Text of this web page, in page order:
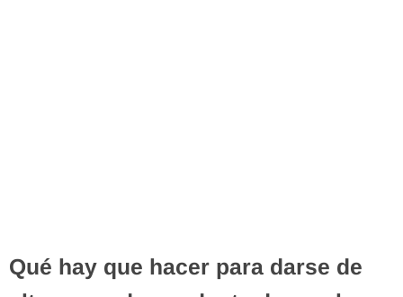
Qué hay que hacer para darse de